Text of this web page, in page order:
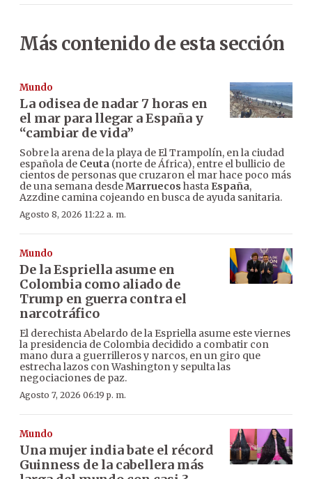
Más contenido de esta sección
Mundo
La odisea de nadar 7 horas en
el mar para llegar a España y
“cambiar de vida”
Sobre la arena de la playa de El Trampolín, en la ciudad
española de Ceuta (norte de África), entre el bullicio de
cientos de personas que cruzaron el mar hace poco más
de una semana desdeMarruecos hasta España,
Azzdine camina cojeando en busca de ayuda sanitaria.
Agosto 8, 2026 11:22 a. m.
Mundo
De la Espriella asume en
Colombia como aliado de
Trump en guerra contra el
narcotráfico
El derechista Abelardo de la Espriella asume este viernes
la presidencia de Colombia decidido a combatir con
mano dura a guerrilleros y narcos, en un giro que
estrecha lazos con Washington y sepulta las
negociaciones de paz.
Agosto 7, 2026 06:19 p. m.
Mundo
Una mujer india bate el récord
Guinness de la cabellera más